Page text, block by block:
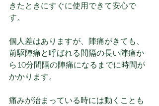
きたときにすぐに使用できて安心で
す。
個人差はありますが、陣痛がきても、
前駆陣痛と呼ばれる間隔の長い陣痛か
ら10分間隔の陣痛になるまでに時間が
かかります。
痛みが治まっている時には動くことも